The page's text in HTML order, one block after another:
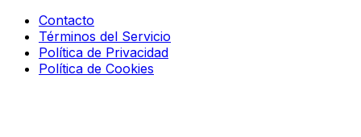
Contacto
Términos del Servicio
Política de Privacidad
Política de Cookies